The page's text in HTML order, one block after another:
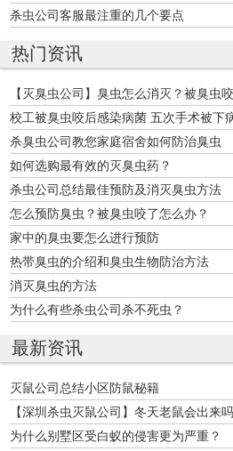
杀虫公司客服最注重的几个要点
热门资讯
【灭臭虫公司】臭虫怎么消灭？被臭虫
多少
校工被臭虫咬后感染病菌 五次手术被下
杀臭虫公司教您家庭宿舍如何防治臭虫
如何选购最有效的灭臭虫药？
杀虫公司总结最佳预防及消灭臭虫方法
怎么预防臭虫？被臭虫咬了怎么办？
家中的臭虫要怎么进行预防
热带臭虫的介绍和臭虫生物防治方法
消灭臭虫的方法
为什么有些杀虫公司杀不死虫？
最新资讯
灭鼠公司总结小区防鼠秘籍
【深圳杀虫灭鼠公司】冬天老鼠会出来
为什么别墅区受白蚁的侵害更为严重？